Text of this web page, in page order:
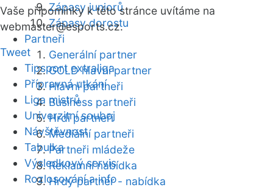
Zápasy juniorů
Zápasy dorostu
Partneři
Generální partner
GOLD hlavní partner
Hlavní partneři
Business partneři
Hrdí partneři
Mediální partneři
Partneři mládeže
Reklamní nabídka
Hrdý partner - nabídka
Vaše připomínky k této stránce uvítáme na
webmaster@esports.cz.
Tweet
Tipsport extraliga
Přípravná utkání
Liga mistrů
Univerzitní souboj
Návštěvnost
Tabulka
Výsledkový servis
Rozlosování a info